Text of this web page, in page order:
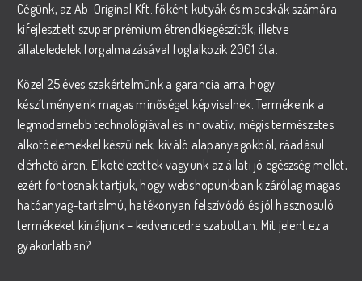
Cégünk, az Ab-Original Kft. főként kutyák és macskák számára
kifejlesztett szuper prémium étrendkiegészítők, illetve
állateledelek forgalmazásával foglalkozik 2001 óta.
Közel 25 éves szakértelmünk a garancia arra, hogy
készítményeink magas minőséget képviselnek. Termékeink a
legmodernebb technológiával és innovatív, mégis természetes
alkotóelemekkel készülnek, kiváló alapanyagokból, ráadásul
elérhető áron. Elkötelezettek vagyunk az állati jó egészség mellet,
ezért fontosnak tartjuk, hogy webshopunkban kizárólag magas
hatóanyag-tartalmú, hatékonyan felszívódó és jól hasznosuló
termékeket kínáljunk – kedvencedre szabottan. Mit jelent ez a
gyakorlatban?